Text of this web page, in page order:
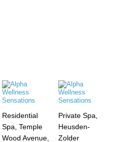
Residential
Spa, Temple
Wood Avenue,
Private Spa,
Heusden-
Zolder